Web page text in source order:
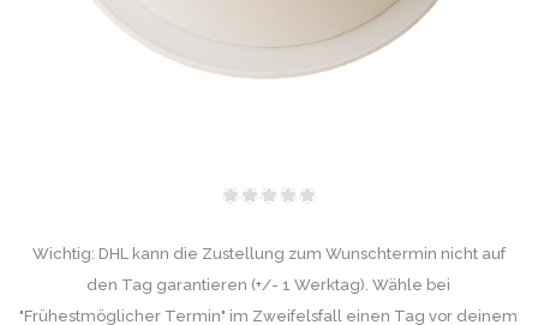
Wichtig: DHL kann die Zustellung zum Wunschtermin nicht auf
den Tag garantieren (+/- 1 Werktag). Wähle bei
"Frühestmöglicher Termin" im Zweifelsfall einen Tag vor deinem